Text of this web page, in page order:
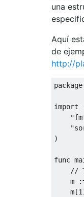
una
Aquí
de
http://
package
import
)
func
//
    m
    m
[1